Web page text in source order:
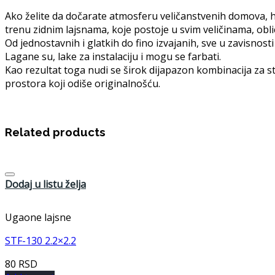
Ako želite da dočarate atmosferu veličanstvenih domova,
trenu zidnim lajsnama, koje postoje u svim veličinama,
Od jednostavnih i glatkih do fino izvajanih, sve u
Lagane su, lake za instalaciju i mogu se farbati.
Kao rezultat toga nudi se širok dijapazon kombinacija za
prostora koji odiše originalnošću.
Related products
Dodaj u listu želja
Ugaone lajsne
STF-130 2.2×2.2
80 RSD